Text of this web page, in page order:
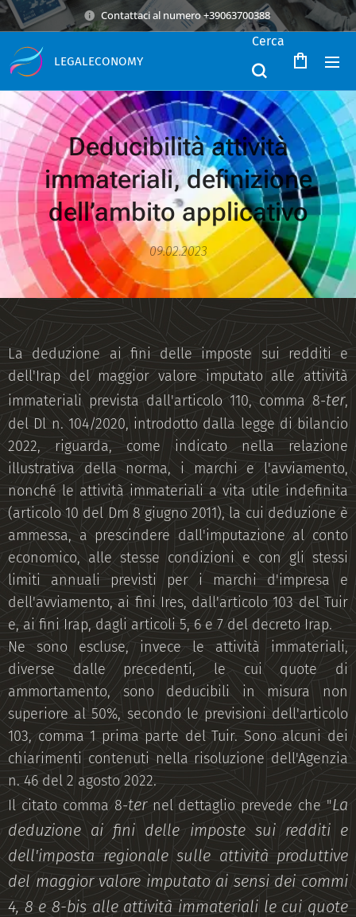
Contattaci al numero +39063700388
LEGALECONOMY
Cerca
Deducibilità attività
immateriali, definizione
dell’ambito applicativo
09.02.2023
La deduzione ai fini delle imposte sui redditi e
dell'Irap del maggior valore imputato alle attività
immateriali prevista dall'articolo 110, comma 8-ter,
del Dl n. 104/2020, introdotto dalla legge di bilancio
2022, riguarda, come indicato nella relazione
illustrativa della norma, i marchi e l'avviamento,
nonché le attività immateriali a vita utile indefinita
(articolo 10 del Dm 8 giugno 2011), la cui deduzione è
ammessa, a prescindere dall'imputazione al conto
economico, alle stesse condizioni e con gli stessi
limiti annuali previsti per i marchi d'impresa e
dell'avviamento, ai fini Ires, dall'articolo 103 del Tuir
e, ai fini Irap, dagli articoli 5, 6 e 7 del decreto Irap.
Ne sono escluse, invece le attività immateriali,
diverse dalle precedenti, le cui quote di
ammortamento, sono deducibili in misura non
superiore al 50%, secondo le previsioni dell'articolo
103, comma 1 prima parte del Tuir. Sono alcuni dei
chiarimenti contenuti nella risoluzione dell'Agenzia
n. 46 del 2 agosto 2022.
Il citato comma 8-ternel dettaglio prevede che "La
deduzione ai fini delle imposte sui redditi e
dell'imposta regionale sulle attività produttive
del maggior valore imputato ai sensi dei commi
4, 8 e 8-bis alle attività immateriali le cui quote